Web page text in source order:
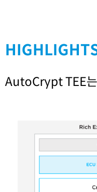
AutoCrypt TEE는